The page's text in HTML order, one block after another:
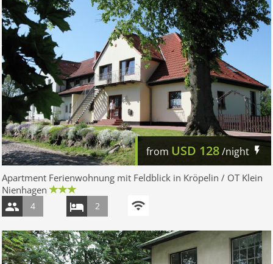
from USD 128/night
Apartment Ferienwohnung mit Feldblick in Kröpelin / OT Klein
Nienhagen
4 2